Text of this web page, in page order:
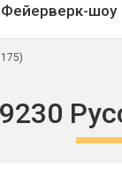
Фейерверк-шоу